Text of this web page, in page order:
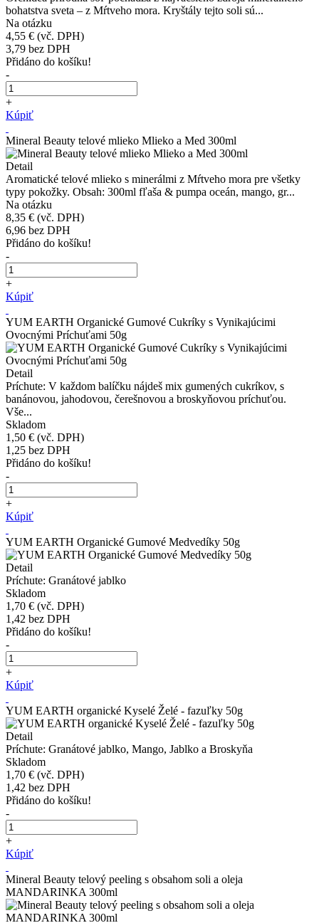
bohatstva sveta – z Mŕtveho mora. Kryštály tejto soli sú...
Na otázku
4,55 € (vč. DPH)
3,79 bez DPH
Přidáno do košíku!
-
+
Kúpiť
Mineral Beauty telové mlieko Mlieko a Med 300ml
Detail
Aromatické telové mlieko s minerálmi z Mŕtveho mora pre všetky
typy pokožky. Obsah: 300ml fľaša & pumpa oceán, mango, gr...
Na otázku
8,35 € (vč. DPH)
6,96 bez DPH
Přidáno do košíku!
-
+
Kúpiť
YUM EARTH Organické Gumové Cukríky s Vynikajúcimi
Ovocnými Príchuťami 50g
Detail
Príchute: V každom balíčku nájdeš mix gumených cukríkov, s
banánovou, jahodovou, čerešnovou a broskyňovou príchuťou.
Vše...
Skladom
1,50 € (vč. DPH)
1,25 bez DPH
Přidáno do košíku!
-
+
Kúpiť
YUM EARTH Organické Gumové Medvedíky 50g
Detail
Príchute: Granátové jablko
Skladom
1,70 € (vč. DPH)
1,42 bez DPH
Přidáno do košíku!
-
+
Kúpiť
YUM EARTH organické Kyselé Želé - fazuľky 50g
Detail
Príchute: Granátové jablko, Mango, Jablko a Broskyňa
Skladom
1,70 € (vč. DPH)
1,42 bez DPH
Přidáno do košíku!
-
+
Kúpiť
Mineral Beauty telový peeling s obsahom soli a oleja
MANDARINKA 300ml